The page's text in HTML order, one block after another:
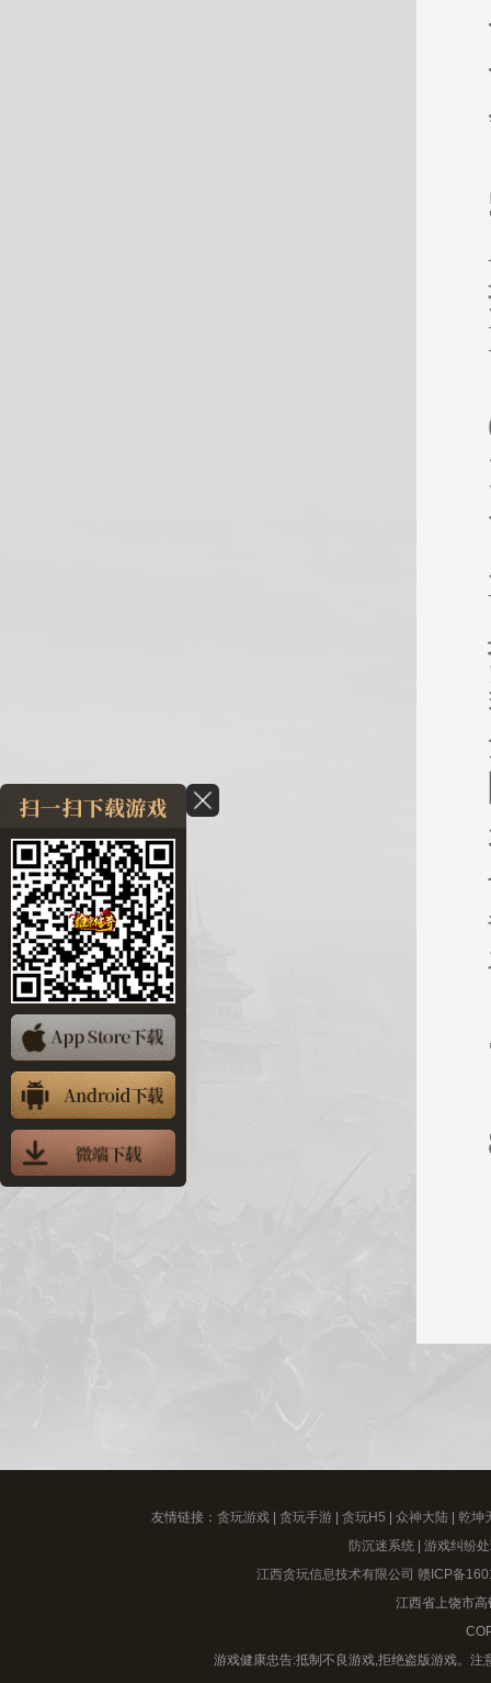
友情链接： 贪玩游戏 贪玩手游 贪玩H5 众神大陆
乾坤
防沉迷系统| 游戏纠纷
江西贪玩信息技术有限公司 赣ICP备
江西省上饶市
游戏健康忠告:抵制不良游戏,拒绝盗版游戏。